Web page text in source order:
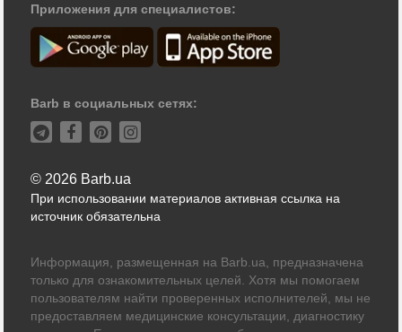
Приложения для специалистов:
Barb в социальных сетях:
© 2026 Barb.ua
При использовании материалов активная ссылка на
источник обязательна
Информация, размещенная на Barb.ua, предназначена
только для ознакомительных целей. Хотя мы помогаем
пользователям найти проверенных исполнителей, мы не
предоставляем медицинские консультации, диагностику